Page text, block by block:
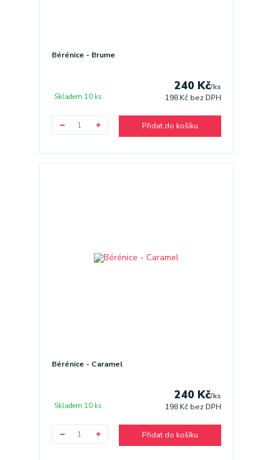
Bérénice - Brume
240 Kč/ks
198 Kč bez DPH
Skladem 10 ks
Přidat do košíku
Bérénice - Caramel
240 Kč/ks
198 Kč bez DPH
Skladem 10 ks
Přidat do košíku